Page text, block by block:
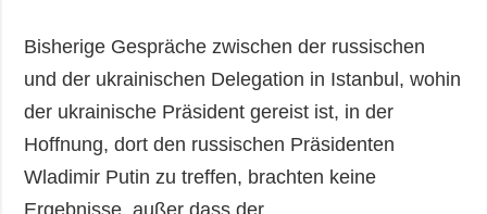
Bisherige Gespräche zwischen der russischen
und der ukrainischen Delegation in Istanbul, wohin
der ukrainische Präsident gereist ist, in der
Hoffnung, dort den russischen Präsidenten
Wladimir Putin zu treffen, brachten keine
Ergebnisse, außer dass der